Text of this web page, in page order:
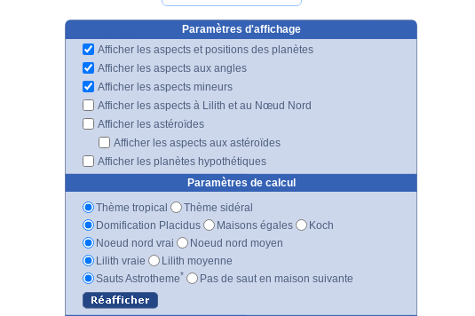
Paramètres d'affichage
Afficher les aspects et positions des planètes
Afficher les aspects aux angles
Afficher les aspects mineurs
Afficher les aspects à Lilith et au Nœud Nord
Afficher les astéroïdes
Afficher les aspects aux astéroïdes
Afficher les planètes hypothétiques
Paramètres de calcul
Thème tropical
Thème sidéral
Domification Placidus
Maisons égales
Koch
Noeud nord vrai
Noeud nord moyen
Lilith vraie
Lilith moyenne
Sauts Astrotheme* Pas de saut en maison suivante